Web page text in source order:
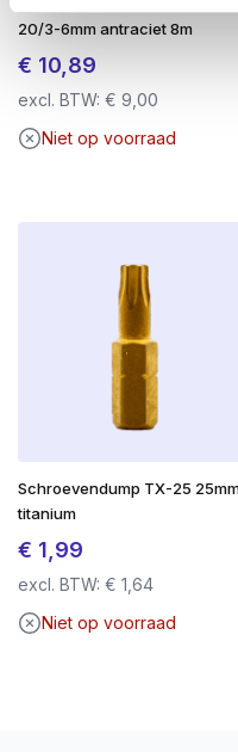
schroeven in de
voorborenverwerkt
Let op:Bij het
wél om voor te
hardhoutboor
. Dit
zorgt voor een strakke
20/3-6mm antraciet 8m
€ 10,89
excl. BTW: € 9,00
Niet op voorraad
Schroevendump TX-25
titanium
€ 1,99
excl. BTW: € 1,64
Niet op voorraad